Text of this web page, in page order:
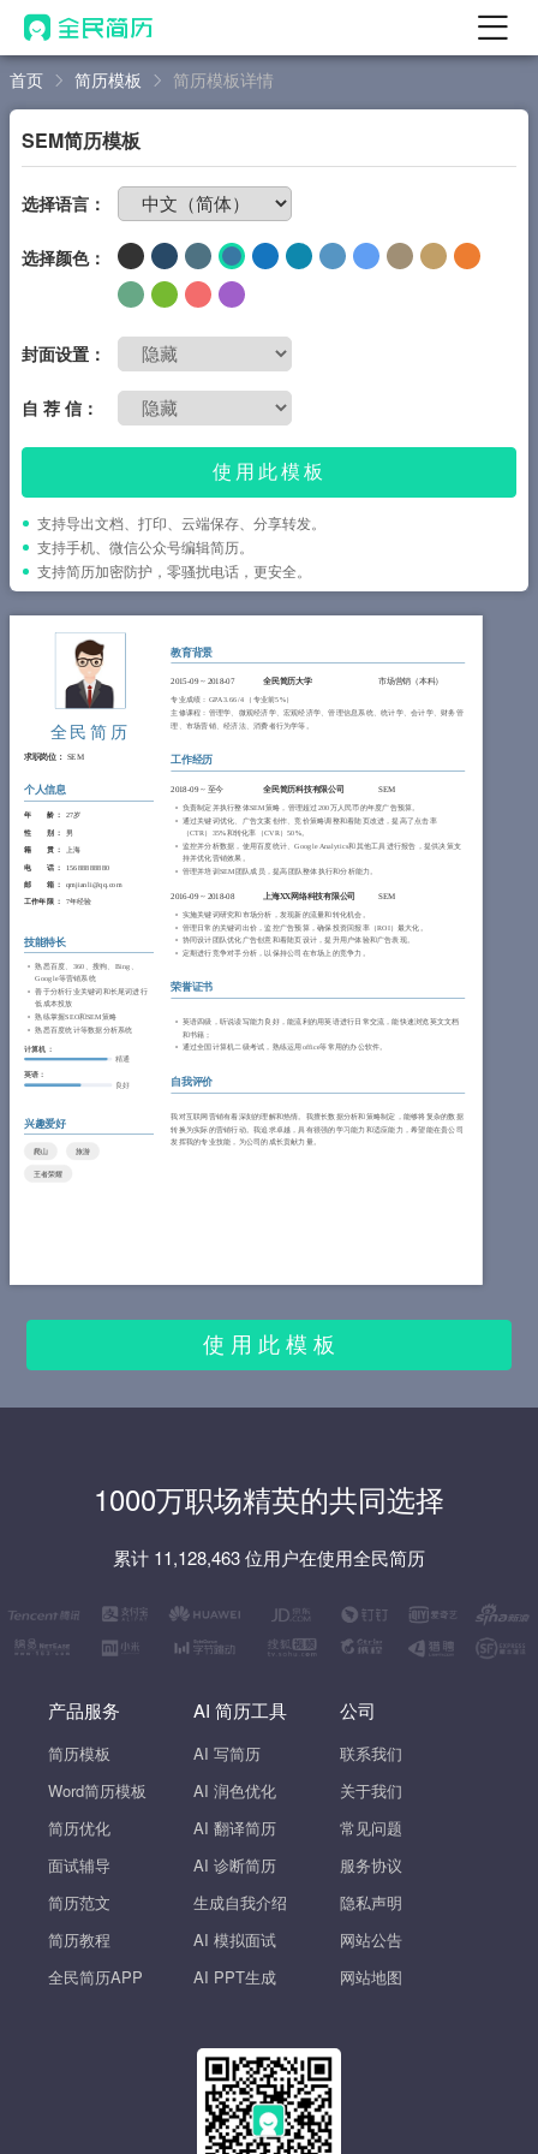
首页
AI 简历工具
AI 优化简历
AI 翻译简历
AI 诊断简历
AI 模拟面试
面试自我介绍
简历教程
登录 / 注册
首页 简历模板 简历模板详情
SEM简历模板
选择语言：
选择颜色：
封面设置：
自 荐 信：
使用此模板
支持导出文档、打印、云端保存、分享转发。
支持手机、微信公众号编辑简历。
支持简历加密防护，零骚扰电话，更安全。
全民简历
求职岗位： SEM
个人信息
年 龄 ：
27岁
性 别 ：
男
籍 贯 ： 上海
电 话 ：
15688888880
邮 箱 ：
qmjianli@qq.com
工作年限 ：
7年经验
技能特长
熟悉百度、360、搜狗、Bing、
Google等营销系统
善于分析行业关键词和长尾词进行
低成本投放
熟练掌握SEO和SEM策略
熟悉百度统计等数据分析系统
计算机：
精通
英语：
良好
兴趣爱好
爬山 旅游
王者荣耀
教育背景
2015-09~2018-07 全民简历大学 市场营销（本科）
专业成绩：GPA 3.66/4 （专业前5%）
主修课程：管理学、微观经济学、宏观经济学、管理信息系统、统计学、会计学、财务管
理、市场营销、经济法、消费者行为学等。
工作经历
2018-09~至今 全民简历科技有限公司 SEM
负责制定并执行整体SEM策略，管理超过200万人民币的年度广告预算。
通过关键词优化、广告文案创作、竞价策略调整和着陆页改进，提高了点击率
（CTR）35%和转化率（CVR）50%。
监控并分析数据，使用百度统计、Google Analytics和其他工具进行报告，提供决策支
持并优化营销效果。
管理并培训SEM团队成员，提高团队整体执行和分析能力。
2016-09~2018-08 上海XX网络科技有限公司 SEM
实施关键词研究和市场分析，发现新的流量和转化机会。
管理日常的关键词出价，监控广告预算，确保投资回报率（ROI）最大化。
协同设计团队优化广告创意和着陆页设计，提升用户体验和广告表现。
定期进行竞争对手分析，以保持公司在市场上的竞争力。
荣誉证书
英语四级，听说读写能力良好，能流利的用英语进行日常交流，能快速浏览英文文档
和书籍；
通过全国计算机二级考试，熟练运用office等常用的办公软件。
自我评价
我对互联网营销有着深刻的理解和热情。我擅长数据分析和策略制定，能够将复杂的数据
转换为实际的营销行动。我追求卓越，具有很强的学习能力和适应能力，希望能在贵公司
发挥我的专业技能，为公司的成长贡献力量。
使 用 此 模 板
1000万职场精英的共同选择
累计 11,128,463 位用户在使用全民简历
产品服务
简历模板
Word简历模板
简历优化
面试辅导
简历范文
简历教程
全民简历APP
AI 简历工具
AI 写简历
AI 润色优化
AI 翻译简历
AI 诊断简历
生成自我介绍
AI 模拟面试
AI PPT生成
公司
联系我们
关于我们
常见问题
服务协议
隐私声明
网站公告
网站地图